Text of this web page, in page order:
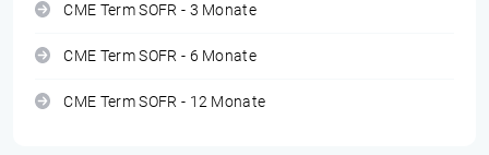
CME Term SOFR - 3 Monate
CME Term SOFR - 6 Monate
CME Term SOFR - 12 Monate